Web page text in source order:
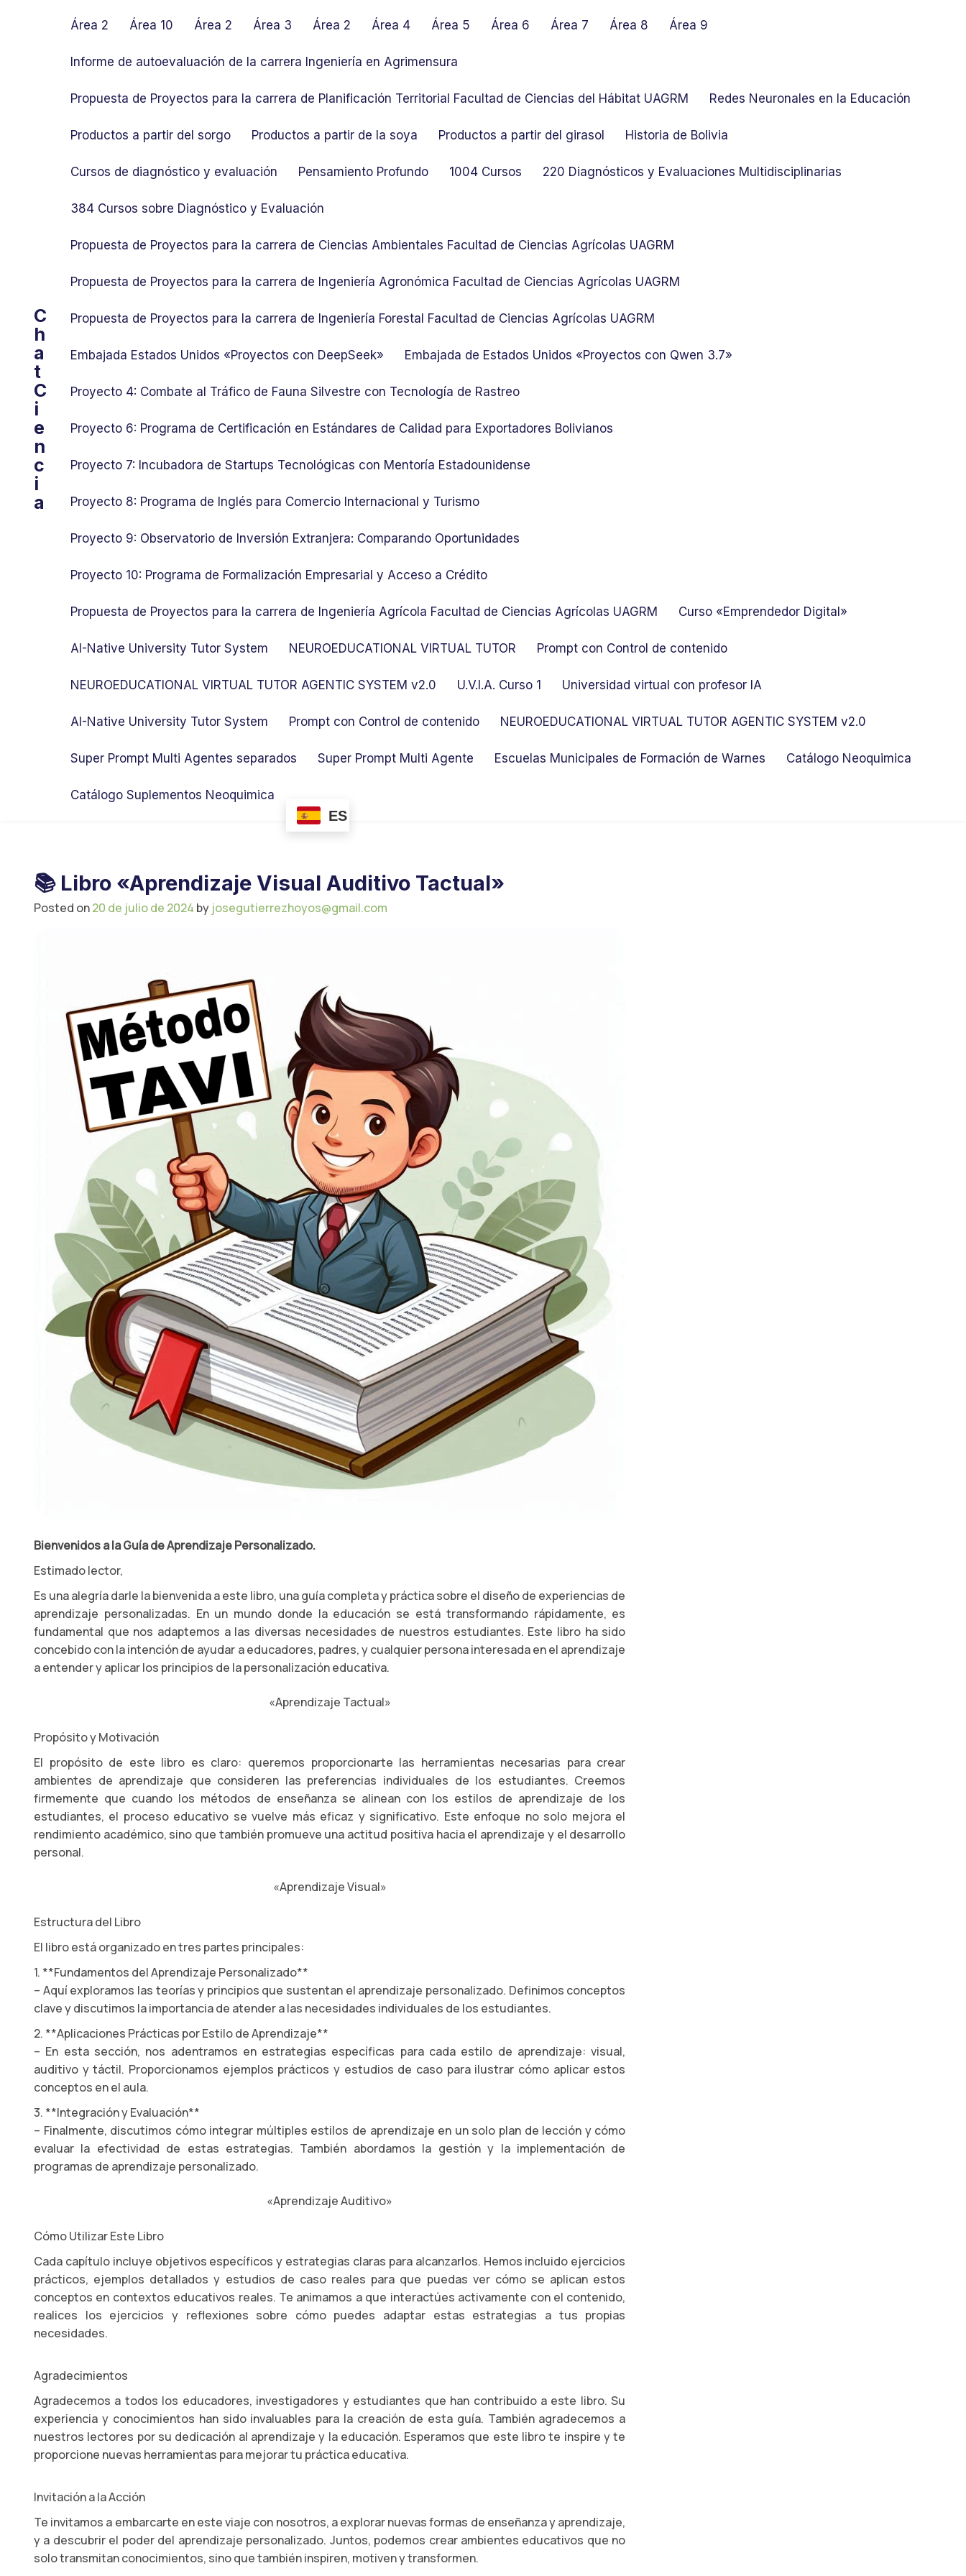
C
h
a
t
C
i
e
n
c
i
a
Área 2 Área 10 Área 2 Área 3 Área 2 Área 4 Área 5 Área 6 Área 7 Área 8 Área 9
Informe de autoevaluación de la carrera Ingeniería en Agrimensura
Propuesta de Proyectos para la carrera de Planificación Territorial Facultad de Ciencias del Hábitat UAGRM Redes Neuronales en la Educación
Productos a partir del sorgo Productos a partir de la soya Productos a partir del girasol Historia de Bolivia
Cursos de diagnóstico y evaluación Pensamiento Profundo 1004 Cursos 220 Diagnósticos y Evaluaciones Multidisciplinarias
384 Cursos sobre Diagnóstico y Evaluación
Propuesta de Proyectos para la carrera de Ciencias Ambientales Facultad de Ciencias Agrícolas UAGRM
Propuesta de Proyectos para la carrera de Ingeniería Agronómica Facultad de Ciencias Agrícolas UAGRM
Propuesta de Proyectos para la carrera de Ingeniería Forestal Facultad de Ciencias Agrícolas UAGRM
Embajada Estados Unidos «Proyectos con DeepSeek» Embajada de Estados Unidos «Proyectos con Qwen 3.7»
Proyecto 4: Combate al Tráfico de Fauna Silvestre con Tecnología de Rastreo
Proyecto 6: Programa de Certificación en Estándares de Calidad para Exportadores Bolivianos
Proyecto 7: Incubadora de Startups Tecnológicas con Mentoría Estadounidense
Proyecto 8: Programa de Inglés para Comercio Internacional y Turismo
Proyecto 9: Observatorio de Inversión Extranjera: Comparando Oportunidades
Proyecto 10: Programa de Formalización Empresarial y Acceso a Crédito
Propuesta de Proyectos para la carrera de Ingeniería Agrícola Facultad de Ciencias Agrícolas UAGRM Curso «Emprendedor Digital»
AI-Native University Tutor System NEUROEDUCATIONAL VIRTUAL TUTOR Prompt con Control de contenido
NEUROEDUCATIONAL VIRTUAL TUTOR AGENTIC SYSTEM v2.0 U.V.I.A. Curso 1 Universidad virtual con profesor IA
AI-Native University Tutor System Prompt con Control de contenido NEUROEDUCATIONAL VIRTUAL TUTOR AGENTIC SYSTEM v2.0
Super Prompt Multi Agentes separados Super Prompt Multi Agente Escuelas Municipales de Formación de Warnes Catálogo Neoquimica
Catálogo Suplementos Neoquimica
ES
📚 Libro «Aprendizaje Visual Auditivo Tactual»
Posted on20 de julio de 2024 by josegutierrezhoyos@gmail.com
Bienvenidos a la Guía de Aprendizaje Personalizado.
Estimado lector,
Es una alegría darle la bienvenida a este libro, una guía completa y práctica sobre el diseño de experiencias de
aprendizaje personalizadas. En un mundo donde la educación se está transformando rápidamente, es
fundamental que nos adaptemos a las diversas necesidades de nuestros estudiantes. Este libro ha sido
concebido con la intención de ayudar a educadores, padres, y cualquier persona interesada en el aprendizaje
a entender y aplicar los principios de la personalización educativa.
«Aprendizaje Tactual»
Propósito y Motivación
El propósito de este libro es claro: queremos proporcionarte las herramientas necesarias para crear
ambientes de aprendizaje que consideren las preferencias individuales de los estudiantes. Creemos
firmemente que cuando los métodos de enseñanza se alinean con los estilos de aprendizaje de los
estudiantes, el proceso educativo se vuelve más eficaz y significativo. Este enfoque no solo mejora el
rendimiento académico, sino que también promueve una actitud positiva hacia el aprendizaje y el desarrollo
personal.
«Aprendizaje Visual»
Estructura del Libro
El libro está organizado en tres partes principales:
1. **Fundamentos del Aprendizaje Personalizado**
– Aquí exploramos las teorías y principios que sustentan el aprendizaje personalizado. Definimos conceptos
clave y discutimos la importancia de atender a las necesidades individuales de los estudiantes.
2. **Aplicaciones Prácticas por Estilo de Aprendizaje**
– En esta sección, nos adentramos en estrategias específicas para cada estilo de aprendizaje: visual,
auditivo y táctil. Proporcionamos ejemplos prácticos y estudios de caso para ilustrar cómo aplicar estos
conceptos en el aula.
3. **Integración y Evaluación**
– Finalmente, discutimos cómo integrar múltiples estilos de aprendizaje en un solo plan de lección y cómo
evaluar la efectividad de estas estrategias. También abordamos la gestión y la implementación de
programas de aprendizaje personalizado.
«Aprendizaje Auditivo»
Cómo Utilizar Este Libro
Cada capítulo incluye objetivos específicos y estrategias claras para alcanzarlos. Hemos incluido ejercicios
prácticos, ejemplos detallados y estudios de caso reales para que puedas ver cómo se aplican estos
conceptos en contextos educativos reales. Te animamos a que interactúes activamente con el contenido,
realices los ejercicios y reflexiones sobre cómo puedes adaptar estas estrategias a tus propias
necesidades.
Agradecimientos
Agradecemos a todos los educadores, investigadores y estudiantes que han contribuido a este libro. Su
experiencia y conocimientos han sido invaluables para la creación de esta guía. También agradecemos a
nuestros lectores por su dedicación al aprendizaje y la educación. Esperamos que este libro te inspire y te
proporcione nuevas herramientas para mejorar tu práctica educativa.
Invitación a la Acción
Te invitamos a embarcarte en este viaje con nosotros, a explorar nuevas formas de enseñanza y aprendizaje,
y a descubrir el poder del aprendizaje personalizado. Juntos, podemos crear ambientes educativos que no
solo transmitan conocimientos, sino que también inspiren, motiven y transformen.